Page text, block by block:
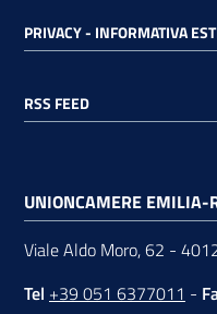
PRIVACY - INFORMATIVA
RSS FEED
UNIONCAMERE EMILIA-
Viale Aldo Moro, 62 -
Tel +39 051 6377011 -